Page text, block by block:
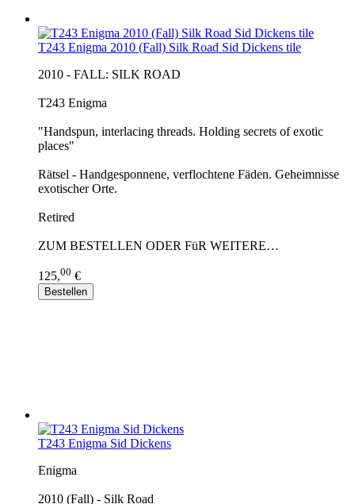
T243 Enigma 2010 (Fall) Silk Road Sid Dickens tile
2010 - FALL: SILK ROAD
T243 Enigma
"Handspun, interlacing threads. Holding secrets of exotic
places"
Rätsel - Handgesponnene, verflochtene Fäden. Geheimnisse
exotischer Orte.
Retired
ZUM BESTELLEN ODER FüR WEITERE…
125,00 €
Bestellen
T243 Enigma Sid Dickens
Enigma
2010 (Fall) - Silk Road